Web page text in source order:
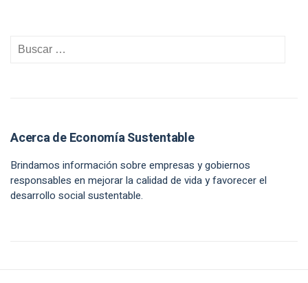
Acerca de Economía Sustentable
Brindamos información sobre empresas y gobiernos
responsables en mejorar la calidad de vida y favorecer el
desarrollo social sustentable.